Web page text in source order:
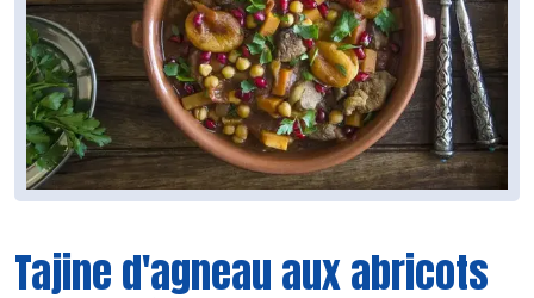
Tajine d'agneau aux abricots